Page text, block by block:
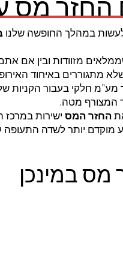
החזר מס
במהלך החופשה שלנו
מזוודות ובין אם
מתגוררים באיחוד
מע"מ חלקי בעבור הקניות
המצורף מטה.
החזר המסישירות
מוקדם יותר לשדה
במינכן